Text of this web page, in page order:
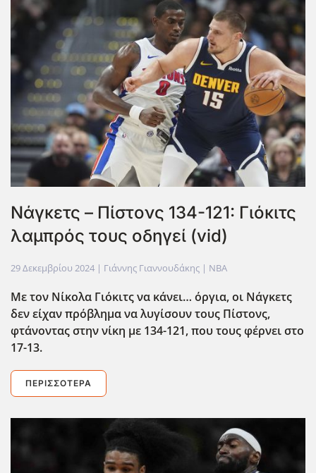
Νάγκετς – Πίστονς 134-121: Γιόκιτς
λαμπρός τους οδηγεί (vid)
29 Δεκεμβρίου 2024 | Γιάννης Γιαννουδάκης | NBA
Με τον Νίκολα Γιόκιτς να κάνει… όργια, οι Νάγκετς
δεν είχαν πρόβλημα να λυγίσουν τους Πίστονς,
φτάνοντας στην νίκη με 134-121, που τους φέρνει στο
17-13.
ΠΕΡΙΣΣΌΤΕΡΑ